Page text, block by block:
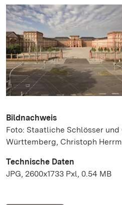
Bildnachweis
Foto: Staatliche Schlösser und
Württemberg, Christoph
Technische Daten
JPG, 2600x1733 Pxl, 0.54 MB